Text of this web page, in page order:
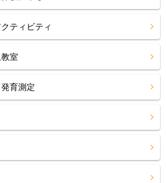
ティビティ
室
育測定